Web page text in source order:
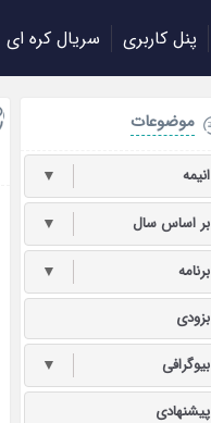
پنل کاربری سریال کره ای
موضوعات
انیمه ▼
بر اساس سال ▼
برنامه ▼
بزودی
بیوگرافی ▼
پیشنهادی